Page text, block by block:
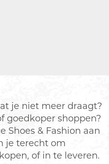
je niet meer draagt?
goedkoper shoppen?
Shoes & Fashion aan
je terecht om
of in te leveren.